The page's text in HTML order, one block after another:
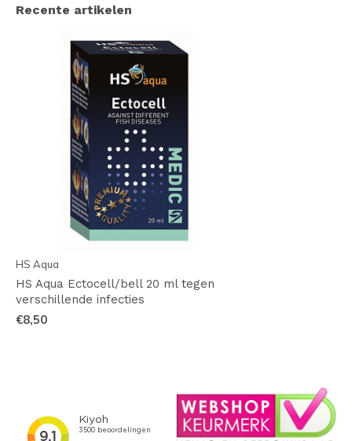
Recente artikelen
HS Aqua
HS Aqua Ectocell/bell 20 ml tegen
verschillende infecties
€8,50